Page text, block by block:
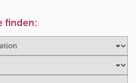
finden: